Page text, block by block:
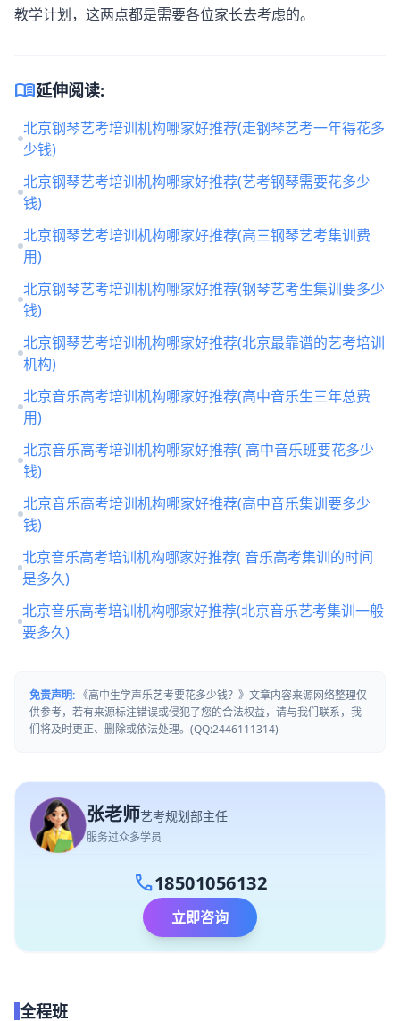
教学计划，这两点都是需要各位家长去考虑的。
menu_book延伸阅读:
北京钢琴艺考培训机构哪家好推荐(走钢琴艺考一年得花多
少钱)
北京钢琴艺考培训机构哪家好推荐(艺考钢琴需要花多少
钱)
北京钢琴艺考培训机构哪家好推荐(高三钢琴艺考集训费
用)
北京钢琴艺考培训机构哪家好推荐(钢琴艺考生集训要多少
钱)
北京钢琴艺考培训机构哪家好推荐(北京最靠谱的艺考培训
机构)
北京音乐高考培训机构哪家好推荐(高中音乐生三年总费
用)
北京音乐高考培训机构哪家好推荐( 高中音乐班要花多少
钱)
北京音乐高考培训机构哪家好推荐(高中音乐集训要多少
钱)
北京音乐高考培训机构哪家好推荐( 音乐高考集训的时间
是多久)
北京音乐高考培训机构哪家好推荐(北京音乐艺考集训一般
要多久)
免责声明: 《高中生学声乐艺考要花多少钱？》文章内容来源网络整理仅
供参考，若有来源标注错误或侵犯了您的合法权益，请与我们联系，我
们将及时更正、删除或依法处理。(QQ:2446111314)
张老师艺考规划部主任
服务过众多学员
call18501056132
立即咨询
全程班